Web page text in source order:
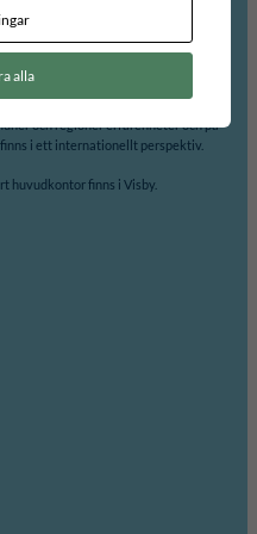
ICLD, arbetar för att främja
och regioner erfarenheter och på
i ett internationellt perspektiv.
huvudkontor finns i Visby.
alla